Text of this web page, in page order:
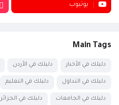
يوتيوب
Main Tags
دليلك في الأخبار دليلك في الأردن
دليلك في التداول دليلك في التعليم
دليلك في الجامعات دليلك في الجزائر